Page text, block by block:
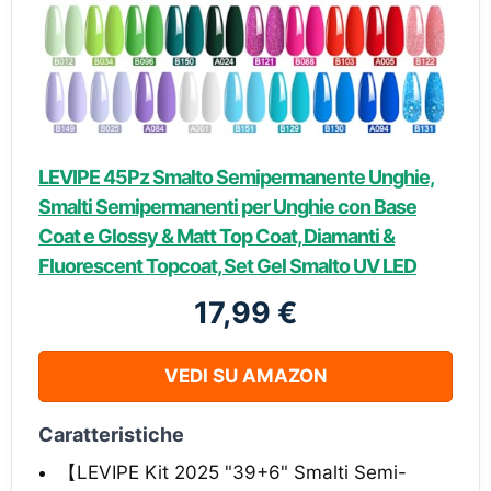
LEVIPE 45Pz Smalto Semipermanente Unghie,
Smalti Semipermanenti per Unghie con Base
Coat e Glossy & Matt Top Coat, Diamanti &
Fluorescent Topcoat, Set Gel Smalto UV LED
17,99 €
VEDI SU AMAZON
Caratteristiche
【LEVIPE Kit 2025 "39+6" Smalti Semi-